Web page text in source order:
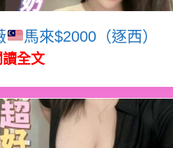
馬來$2000（逐西）
讀全文